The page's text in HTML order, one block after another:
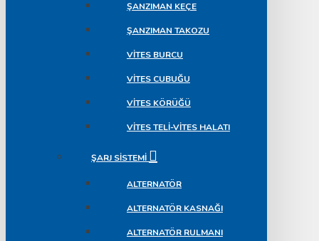
ŞANZIMAN KEÇE
ŞANZIMAN TAKOZU
VITES BURCU
VITES CUBUĞU
VITES KÖRÜĞÜ
VITES TELI-VITES HALATI
ŞARJ SISTEMI
ALTERNATÖR
ALTERNATÖR KASNAĞI
ALTERNATÖR RULMANI